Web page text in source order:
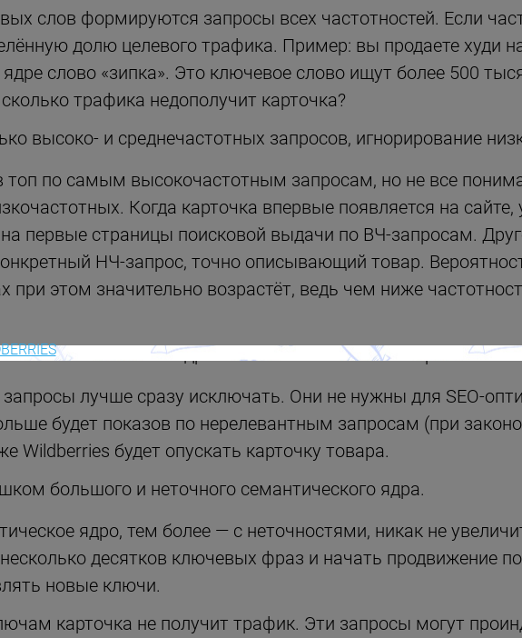
слов формируются запросы всех частотностей. Если
долю целевого трафика. Пример: вы продаете худи
слово «зипка». Это ключевое слово ищут более 500
трафика недополучит карточка?
высоко- и среднечастотных запросов, игнорирование
топ по самым высокочастотным запросам, но не все
Когда карточка впервые появляется на сайте,
первые страницы поисковой выдачи по ВЧ-запросам.
НЧ-запрос, точно описывающий товар.
при этом значительно возрастёт, ведь чем ниже
в семантическое ядро большого количества
лучше сразу исключать. Они не нужны для SEO-
будет показов по нерелевантным запросам (при
Wildberries будет опускать карточку товара.
большого и неточного семантического ядра.
ядро, тем более — с неточностями, никак не
десятков ключевых фраз и начать продвижение
новые ключи.
карточка не получит трафик. Эти запросы могут